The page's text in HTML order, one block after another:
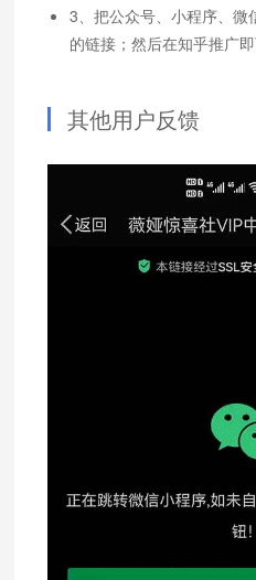
3、把公众号、小程序、微
的链接；然后在知乎推广即
其他用户反馈